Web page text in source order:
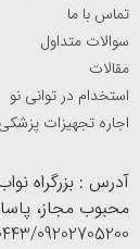
تماس با ما
سوالات متداول
مقالات
استخدام در توانی نو
اجاره تجهیزات
آدرس : بزرگراه
09202705200